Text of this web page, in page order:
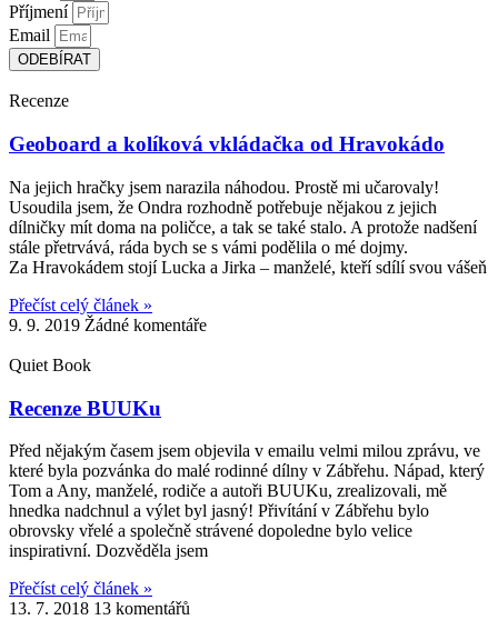
Příjmení
Email
ODEBÍRAT
Recenze
Geoboard a kolíková vkládačka od Hravokádo
Na jejich hračky jsem narazila náhodou. Prostě mi učarovaly!
Usoudila jsem, že Ondra rozhodně potřebuje nějakou z jejich
dílničky mít doma na poličce, a tak se také stalo. A protože nadšení
stále přetrvává, ráda bych se s vámi podělila o mé dojmy.
Za Hravokádem stojí Lucka a Jirka – manželé, kteří sdílí svou vášeň
Přečíst celý článek »
9. 9. 2019 Žádné komentáře
Quiet Book
Recenze BUUKu
Před nějakým časem jsem objevila v emailu velmi milou zprávu, ve
které byla pozvánka do malé rodinné dílny v Zábřehu. Nápad, který
Tom a Any, manželé, rodiče a autoři BUUKu, zrealizovali, mě
hnedka nadchnul a výlet byl jasný! Přivítání v Zábřehu bylo
obrovsky vřelé a společně strávené dopoledne bylo velice
inspirativní. Dozvěděla jsem
Přečíst celý článek »
13. 7. 2018 13 komentářů